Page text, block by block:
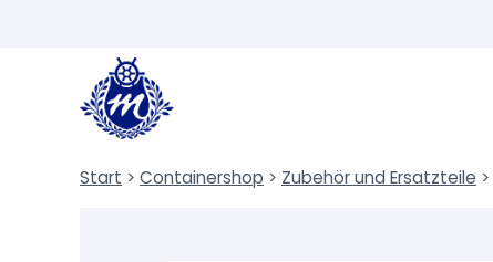
Start > Containershop > Zubehör und Ersatzteile >